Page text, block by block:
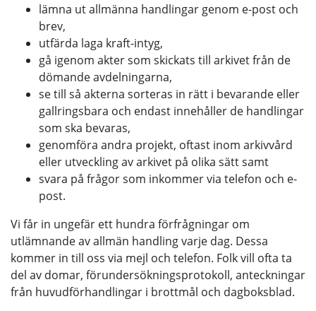
lämna ut allmänna handlingar genom e-post och
brev,
utfärda laga kraft-intyg,
gå igenom akter som skickats till arkivet från de
dömande avdelningarna,
se till så akterna sorteras in rätt i bevarande eller
gallringsbara och endast innehåller de handlingar
som ska bevaras,
genomföra andra projekt, oftast inom arkivvård
eller utveckling av arkivet på olika sätt samt
svara på frågor som inkommer via telefon och e-
post.
Vi får in ungefär ett hundra förfrågningar om
utlämnande av allmän handling varje dag. Dessa
kommer in till oss via mejl och telefon. Folk vill ofta ta
del av domar, förundersökningsprotokoll, anteckningar
från huvudförhandlingar i brottmål och dagboksblad.